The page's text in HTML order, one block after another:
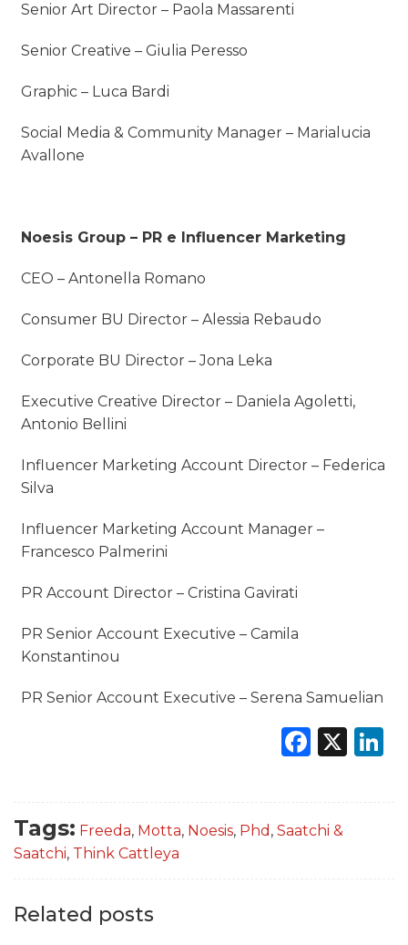
Senior Art Director – Paola Massarenti
Senior Creative – Giulia Peresso
Graphic – Luca Bardi
Social Media & Community Manager – Marialucia
Avallone
Noesis Group – PR e Influencer Marketing
CEO – Antonella Romano
Consumer BU Director – Alessia Rebaudo
Corporate BU Director – Jona Leka
Executive Creative Director – Daniela Agoletti,
Antonio Bellini
Influencer Marketing Account Director – Federica
Silva
Influencer Marketing Account Manager –
Francesco Palmerini
PR Account Director – Cristina Gavirati
PR Senior Account Executive – Camila
Konstantinou
PR Senior Account Executive – Serena Samuelian
X
Tags: Freeda, Motta, Noesis, Phd , Saatchi &
Saatchi, Think Cattleya
Related posts